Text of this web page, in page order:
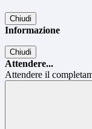
Chiudi
Informazione
Chiudi
Attendere...
Attendere il